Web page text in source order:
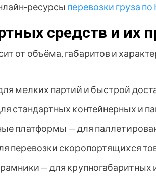
перевозки груза
средств и их
от объёма, габаритов и
мелких партий и быстрой
стандартных контейнерных и
платформы — для
перевозки скоропортящихся
— для